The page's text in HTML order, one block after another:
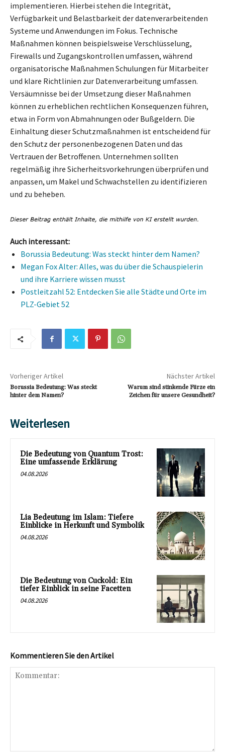
implementieren. Hierbei stehen die Integrität,
Verfügbarkeit und Belastbarkeit der datenverarbeitenden
Systeme und Anwendungen im Fokus. Technische
Maßnahmen können beispielsweise Verschlüsselung,
Firewalls und Zugangskontrollen umfassen, während
organisatorische Maßnahmen Schulungen für Mitarbeiter
und klare Richtlinien zur Datenverarbeitung umfassen.
Versäumnisse bei der Umsetzung dieser Maßnahmen
können zu erheblichen rechtlichen Konsequenzen führen,
etwa in Form von Abmahnungen oder Bußgeldern. Die
Einhaltung dieser Schutzmaßnahmen ist entscheidend für
den Schutz der personenbezogenen Daten und das
Vertrauen der Betroffenen. Unternehmen sollten
regelmäßig ihre Sicherheitsvorkehrungen überprüfen und
anpassen, um Makel und Schwachstellen zu identifizieren
und zu beheben.
Auch interessant:
Borussia Bedeutung: Was steckt hinter dem Namen?
Megan Fox Alter: Alles, was du über die Schauspielerin
und ihre Karriere wissen musst
Postleitzahl 52: Entdecken Sie alle Städte und Orte im
PLZ-Gebiet 52
Vorheriger Artikel
Borussia Bedeutung: Was steckt
hinter dem Namen?
Nächster Artikel
Warum sind stinkende Fürze ein
Zeichen für unsere Gesundheit?
Weiterlesen
Die Bedeutung von Quantum Trost:
Eine umfassende Erklärung
04.08.2026
Lia Bedeutung im Islam: Tiefere
Einblicke in Herkunft und Symbolik
04.08.2026
Die Bedeutung von Cuckold: Ein
tiefer Einblick in seine Facetten
04.08.2026
Kommentieren Sie den Artikel